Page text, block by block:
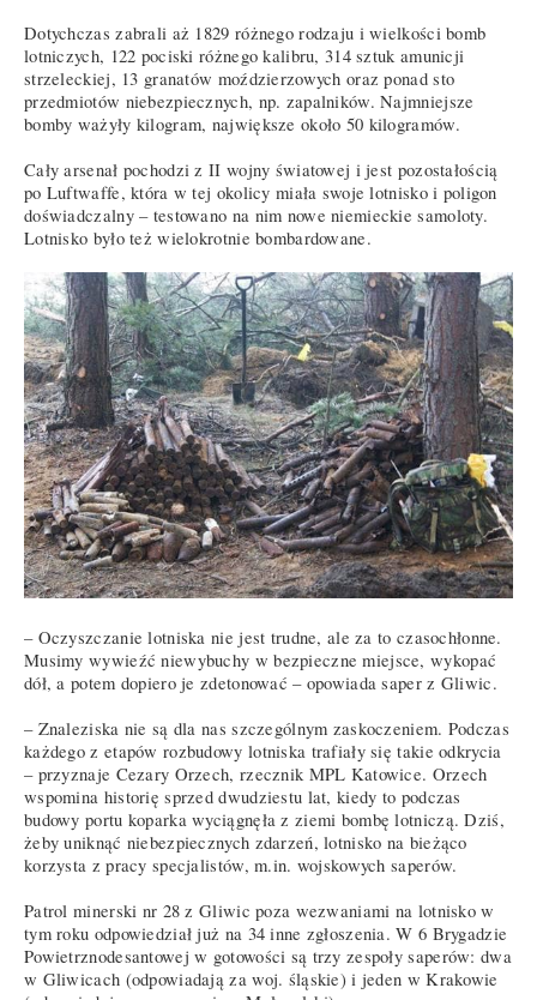
Dotychczas zabrali aż 1829 różnego rodzaju i wielkości bomb
lotniczych, 122 pociski różnego kalibru, 314 sztuk amunicji
strzeleckiej, 13 granatów moździerzowych oraz ponad sto
przedmiotów niebezpiecznych, np. zapalników. Najmniejsze
bomby ważyły kilogram, największe około 50 kilogramów.
Cały arsenał pochodzi z II wojny światowej i jest pozostałością
po Luftwaffe, która w tej okolicy miała swoje lotnisko i poligon
doświadczalny – testowano na nim nowe niemieckie samoloty.
Lotnisko było też wielokrotnie bombardowane.
– Oczyszczanie lotniska nie jest trudne, ale za to czasochłonne.
Musimy wywieźć niewybuchy w bezpieczne miejsce, wykopać
dół, a potem dopiero je zdetonować – opowiada saper z Gliwic.
– Znaleziska nie są dla nas szczególnym zaskoczeniem. Podczas
każdego z etapów rozbudowy lotniska trafiały się takie odkrycia
– przyznaje Cezary Orzech, rzecznik MPL Katowice. Orzech
wspomina historię sprzed dwudziestu lat, kiedy to podczas
budowy portu koparka wyciągnęła z ziemi bombę lotniczą. Dziś,
żeby uniknąć niebezpiecznych zdarzeń, lotnisko na bieżąco
korzysta z pracy specjalistów, m.in. wojskowych saperów.
Patrol minerski nr 28 z Gliwic poza wezwaniami na lotnisko w
tym roku odpowiedział już na 34 inne zgłoszenia. W 6 Brygadzie
Powietrznodesantowej w gotowości są trzy zespoły saperów: dwa
w Gliwicach (odpowiadają za woj. śląskie) i jeden w Krakowie